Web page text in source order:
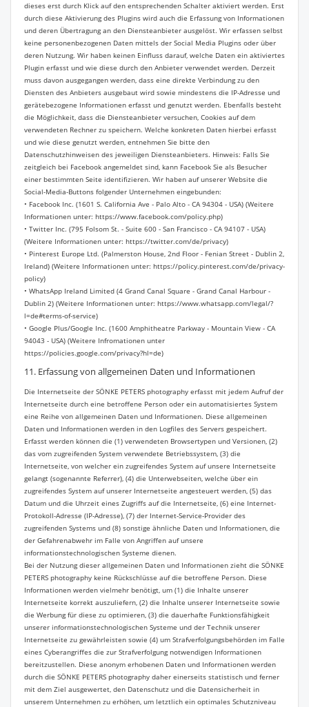
dieses erst durch Klick auf den entsprechenden Schalter aktiviert werden. Erst
durch diese Aktivierung des Plugins wird auch die Erfassung von Informationen
und deren Übertragung an den Diensteanbieter ausgelöst. Wir erfassen selbst
keine personenbezogenen Daten mittels der Social Media Plugins oder über
deren Nutzung. Wir haben keinen Einfluss darauf, welche Daten ein aktiviertes
Plugin erfasst und wie diese durch den Anbieter verwendet werden. Derzeit
muss davon ausgegangen werden, dass eine direkte Verbindung zu den
Diensten des Anbieters ausgebaut wird sowie mindestens die IP-Adresse und
gerätebezogene Informationen erfasst und genutzt werden. Ebenfalls besteht
die Möglichkeit, dass die Diensteanbieter versuchen, Cookies auf dem
verwendeten Rechner zu speichern. Welche konkreten Daten hierbei erfasst
und wie diese genutzt werden, entnehmen Sie bitte den
Datenschutzhinweisen des jeweiligen Diensteanbieters. Hinweis: Falls Sie
zeitgleich bei Facebook angemeldet sind, kann Facebook Sie als Besucher
einer bestimmten Seite identifizieren. Wir haben auf unserer Website die
Social-Media-Buttons folgender Unternehmen eingebunden:
• Facebook Inc. (1601 S. California Ave - Palo Alto - CA 94304 - USA) (Weitere
Informationen unter: https://www.facebook.com/policy.php)
• Twitter Inc. (795 Folsom St. - Suite 600 - San Francisco - CA 94107 - USA)
(Weitere Informationen unter: https://twitter.com/de/privacy)
• Pinterest Europe Ltd. (Palmerston House, 2nd Floor - Fenian Street - Dublin 2,
Ireland) (Weitere Informationen unter: https://policy.pinterest.com/de/privacy-
policy)
• WhatsApp Ireland Limited (4 Grand Canal Square - Grand Canal Harbour -
Dublin 2) (Weitere Informationen unter: https://www.whatsapp.com/legal/?
l=de#terms-of-service)
• Google Plus/Google Inc. (1600 Amphitheatre Parkway - Mountain View - CA
94043 - USA) (Weitere Infromationen unter
https://policies.google.com/privacy?hl=de)
11. Erfassung von allgemeinen Daten und Informationen
Die Internetseite der SÖNKE PETERS photography erfasst mit jedem Aufruf der
Internetseite durch eine betroffene Person oder ein automatisiertes System
eine Reihe von allgemeinen Daten und Informationen. Diese allgemeinen
Daten und Informationen werden in den Logfiles des Servers gespeichert.
Erfasst werden können die (1) verwendeten Browsertypen und Versionen, (2)
das vom zugreifenden System verwendete Betriebssystem, (3) die
Internetseite, von welcher ein zugreifendes System auf unsere Internetseite
gelangt (sogenannte Referrer), (4) die Unterwebseiten, welche über ein
zugreifendes System auf unserer Internetseite angesteuert werden, (5) das
Datum und die Uhrzeit eines Zugriffs auf die Internetseite, (6) eine Internet-
Protokoll-Adresse (IP-Adresse), (7) der Internet-Service-Provider des
zugreifenden Systems und (8) sonstige ähnliche Daten und Informationen, die
der Gefahrenabwehr im Falle von Angriffen auf unsere
informationstechnologischen Systeme dienen.
Bei der Nutzung dieser allgemeinen Daten und Informationen zieht die SÖNKE
PETERS photography keine Rückschlüsse auf die betroffene Person. Diese
Informationen werden vielmehr benötigt, um (1) die Inhalte unserer
Internetseite korrekt auszuliefern, (2) die Inhalte unserer Internetseite sowie
die Werbung für diese zu optimieren, (3) die dauerhafte Funktionsfähigkeit
unserer informationstechnologischen Systeme und der Technik unserer
Internetseite zu gewährleisten sowie (4) um Strafverfolgungsbehörden im Falle
eines Cyberangriffes die zur Strafverfolgung notwendigen Informationen
bereitzustellen. Diese anonym erhobenen Daten und Informationen werden
durch die SÖNKE PETERS photography daher einerseits statistisch und ferner
mit dem Ziel ausgewertet, den Datenschutz und die Datensicherheit in
unserem Unternehmen zu erhöhen, um letztlich ein optimales Schutzniveau